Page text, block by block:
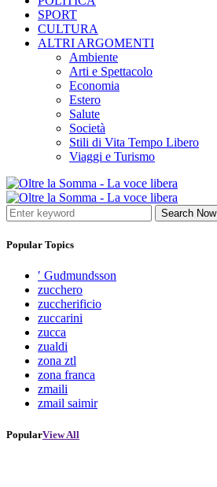
SPORT
CULTURA
ALTRI ARGOMENTI
Ambiente
Arti e Spettacolo
Economia
Estero
Salute
Società
Stili di Vita Tempo Libero
Viaggi e Turismo
Search Now
Popular Topics
′ Gudmundsson
zucchero
zuccherificio
zuccarini
zucca
zualdi
zona ztl
zona franca
zmaili
zmail saimir
PopularView All